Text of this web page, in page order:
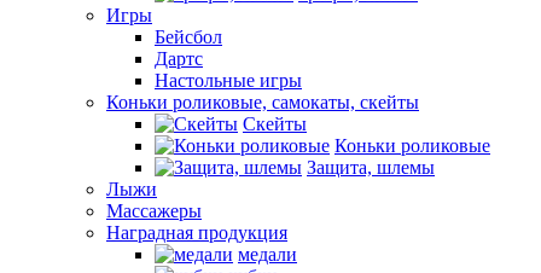
Игры
Бейсбол
Дартс
Настольные игры
Коньки роликовые, самокаты, скейты
Скейты
Коньки роликовые
Защита, шлемы
Лыжи
Массажеры
Наградная продукция
медали